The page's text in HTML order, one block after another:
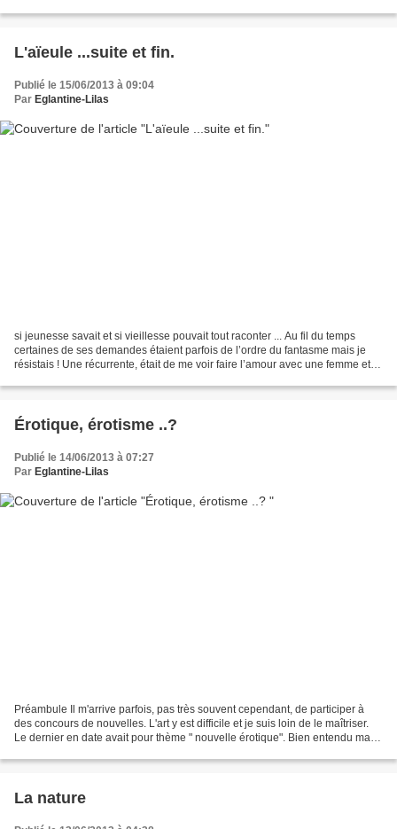
L'aïeule ...suite et fin.
Publié le 15/06/2013 à 09:04
Par Eglantine-Lilas
si jeunesse savait et si vieillesse pouvait tout raconter ... Au fil du temps
certaines de ses demandes étaient parfois de l’ordre du fantasme mais je
résistais ! Une récurrente, était de me voir faire l’amour avec une femme et
Érotique, érotisme ..?
Publié le 14/06/2013 à 07:27
Par Eglantine-Lilas
Préambule Il m'arrive parfois, pas très souvent cependant, de participer à
des concours de nouvelles. L'art y est difficile et je suis loin de le maîtriser.
Le dernier en date avait pour thème " nouvelle érotique". Bien entendu ma
La nature